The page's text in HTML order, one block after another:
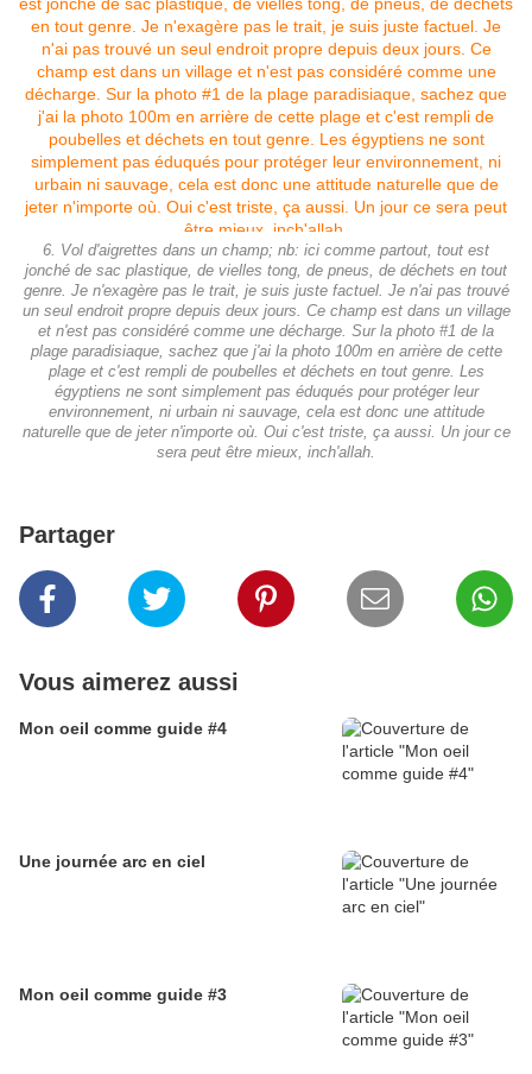
6. Vol d'aigrettes dans un champ; nb: ici comme partout, tout est
jonché de sac plastique, de vielles tong, de pneus, de déchets en tout
genre. Je n'exagère pas le trait, je suis juste factuel. Je n'ai pas trouvé
un seul endroit propre depuis deux jours. Ce champ est dans un village
et n'est pas considéré comme une décharge. Sur la photo #1 de la
plage paradisiaque, sachez que j'ai la photo 100m en arrière de cette
plage et c'est rempli de poubelles et déchets en tout genre. Les
égyptiens ne sont simplement pas éduqués pour protéger leur
environnement, ni urbain ni sauvage, cela est donc une attitude
naturelle que de jeter n'importe où. Oui c'est triste, ça aussi. Un jour ce
sera peut être mieux, inch'allah.
Partager
Vous aimerez aussi
Mon oeil comme guide #4
Une journée arc en ciel
Mon oeil comme guide #3